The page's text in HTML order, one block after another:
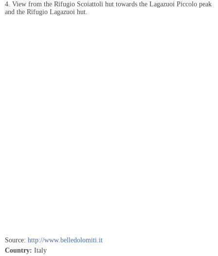
4. View from the Rifugio Scoiattoli hut towards the Lagazuoi Piccolo peak
and the Rifugio Lagazuoi hut.
Source: http://www.belledolomiti.it
Country: Italy